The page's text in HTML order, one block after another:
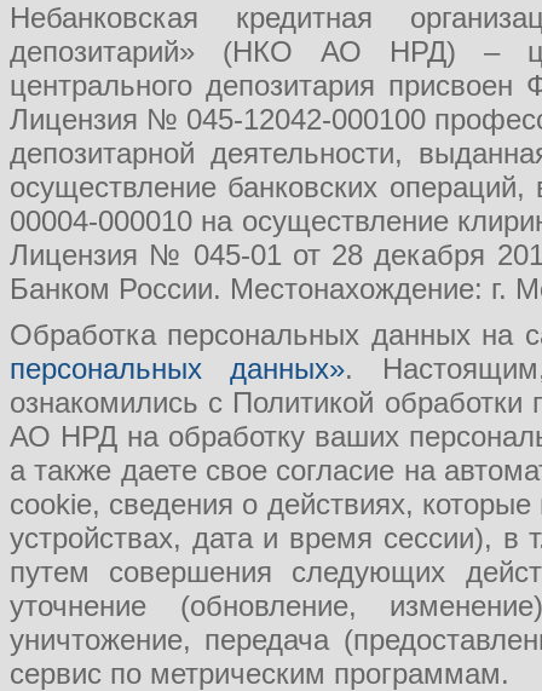
Небанковская кредитная
депозитарий» (НКО АО НРД) –
центрального депозитария
Лицензия № 045-12042-000100
депозитарной деятельности,
осуществление банковских
00004-000010 на осуществление
Лицензия № 045-01 от 28 декабря
Банком России. Местонахождение: г.
Обработка персональных данных на
персональных данных».
ознакомились с Политикой
АО НРД на обработку ваших
а также даете свое согласие на
cookie, сведения о действиях,
устройствах, дата и время сессии), в
путем совершения следующих
уточнение (обновление,
уничтожение, передача
сервис по метрическим программам.